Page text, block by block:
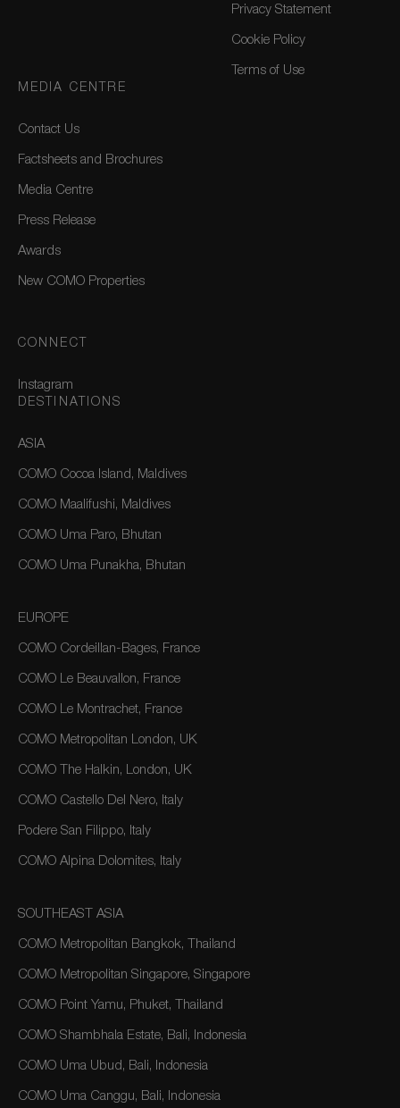
Privacy Statement
Cookie Policy
Terms of Use
MEDIA CENTRE
Contact Us
Factsheets and Brochures
Media Centre
Press Release
Awards
New COMO Properties
CONNECT
Instagram
DESTINATIONS
ASIA
COMO Cocoa Island, Maldives
COMO Maalifushi, Maldives
COMO Uma Paro, Bhutan
COMO Uma Punakha, Bhutan
EUROPE
COMO Cordeillan-Bages, France
COMO Le Beauvallon, France
COMO Le Montrachet, France
COMO Metropolitan London, UK
COMO The Halkin, London, UK
COMO Castello Del Nero, Italy
Podere San Filippo, Italy
COMO Alpina Dolomites, Italy
SOUTHEAST ASIA
COMO Metropolitan Bangkok, Thailand
COMO Metropolitan Singapore, Singapore
COMO Point Yamu, Phuket, Thailand
COMO Shambhala Estate, Bali, Indonesia
COMO Uma Ubud, Bali, Indonesia
COMO Uma Canggu, Bali, Indonesia